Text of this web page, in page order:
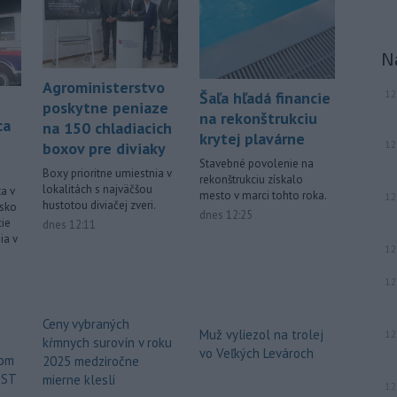
-
Vo štvrtok (6. 8.) má byť na
území Slovenska opäť horúco.
okresy na západnom a južnom
Slovensku a niektoré okresy v strede
a na východe krajiny vydal Slovenský
hydrometeorologický ústav (SHMÚ)
výstrahy tretieho stupňa pred
vysokými teplotami.
Viac >
v
v
Agroministerstvo
poskytne peniaze
na 150 chladiacich
boxov pre diviaky
Boxy prioritne umiestnia v
lokalitách s najväčšou
hustotou diviačej zveri.
dnes 12:11
Ceny vybraných
kŕmnych surovín v roku
2025 medziročne
mierne klesli
Šaľa hľadá financie
na rekonštrukciu
krytej plavárne
Stavebné povolenie na
rekonštrukciu získalo
mesto v marci tohto roka.
dnes 12:25
Muž vyliezol na trolej
vo Veľkých Levároch